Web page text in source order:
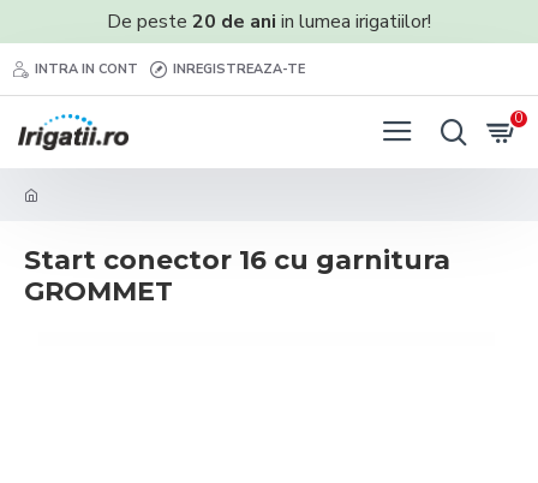
De peste 20 de ani in lumea irigatiilor!
INTRA IN CONT INREGISTREAZA-TE
0
Start conector 16 cu garnitura
GROMMET